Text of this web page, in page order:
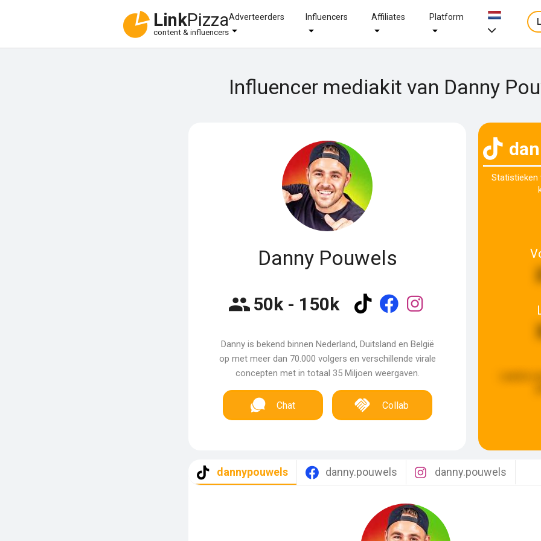
LinkPizza
content & influencers
Adverteerders Influencers Affiliates Platform
Influencer mediakit van Danny
Danny Pouwels
50k - 150k
Danny is bekend binnen Nederland, Duitsland en België
op met meer dan 70.000 volgers en verschillende virale
concepten met in totaal 35 Miljoen weergaven.
Chat Collab
dannypouwels danny.pouwels danny.pouwels